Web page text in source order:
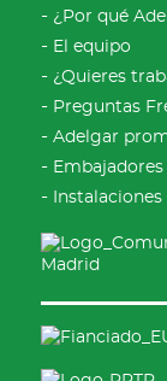
¿Por qué
El equipo
¿Quieres
Preguntas
Adelgar
Instalaciones